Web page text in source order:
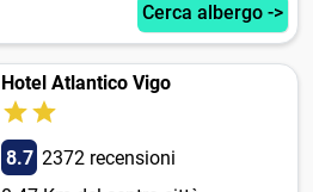
Cerca albergo ->
Hotel Atlantico Vigo
8.7 2372 recensioni